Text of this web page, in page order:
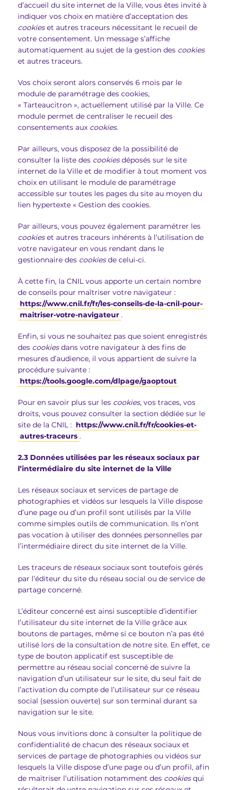
d’accueil du site internet de la Ville, vous êtes invité à
indiquer vos choix en matière d’acceptation des
cookieset autres traceurs nécessitant le recueil de
votre consentement. Un message s’affiche
automatiquement au sujet de la gestion des cookies
et autres traceurs.
Vos choix seront alors conservés 6 mois par le
module de paramétrage des cookies,
« Tarteaucitron », actuellement utilisé par la Ville. Ce
module permet de centraliser le recueil des
consentements aux cookies.
Par ailleurs, vous disposez de la possibilité de
consulter la liste des cookiesdéposés sur le site
internet de la Ville et de modifier à tout moment vos
choix en utilisant le module de paramétrage
accessible sur toutes les pages du site au moyen du
lien hypertexte « Gestion des cookies.
Par ailleurs, vous pouvez également paramétrer les
cookieset autres traceurs inhérents à l’utilisation de
votre navigateur en vous rendant dans le
gestionnaire des cookiesde celui-ci.
À cette fin, la CNIL vous apporte un certain nombre
de conseils pour maîtriser votre navigateur :
https://www.cnil.fr/fr/les-conseils-de-la-cnil-pour-
maitriser-votre-navigateur .
Enfin, si vous ne souhaitez pas que soient enregistrés
des cookiesdans votre navigateur à des fins de
mesures d’audience, il vous appartient de suivre la
procédure suivante :
https://tools.google.com/dlpage/gaoptout
Pour en savoir plus sur les cookies, vos traces, vos
droits, vous pouvez consulter la section dédiée sur le
site de la CNIL : https://www.cnil.fr/fr/cookies-et-
autres-traceurs .
2.3 Données utilisées par les réseaux sociaux par
l’intermédiaire du site internet de la Ville
Les réseaux sociaux et services de partage de
photographies et vidéos sur lesquels la Ville dispose
d’une page ou d’un profil sont utilisés par la Ville
comme simples outils de communication. Ils n’ont
pas vocation à utiliser des données personnelles par
l’intermédiaire direct du site internet de la Ville.
Les traceurs de réseaux sociaux sont toutefois gérés
par l’éditeur du site du réseau social ou de service de
partage concerné.
L’éditeur concerné est ainsi susceptible d’identifier
l’utilisateur du site internet de la Ville grâce aux
boutons de partages, même si ce bouton n’a pas été
utilisé lors de la consultation de notre site. En effet, ce
type de bouton applicatif est susceptible de
permettre au réseau social concerné de suivre la
navigation d’un utilisateur sur le site, du seul fait de
l’activation du compte de l’utilisateur sur ce réseau
social (session ouverte) sur son terminal durant sa
navigation sur le site.
Nous vous invitions donc à consulter la politique de
confidentialité de chacun des réseaux sociaux et
services de partage de photographies ou vidéos sur
lesquels la Ville dispose d’une page ou d’un profil, afin
de maitriser l’utilisation notamment des cookiesqui